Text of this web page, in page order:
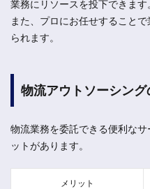
業務にリソースを投下できます
また、プロにお任せすること
られます。
物流アウトソーシング
物流業務を委託できる便利な
ットがあります。
メリット